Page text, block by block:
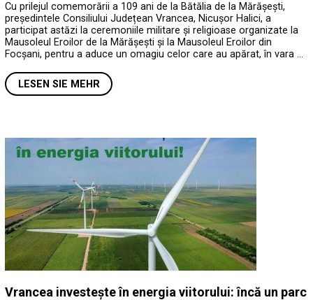
Cu prilejul comemorării a 109 ani de la Bătălia de la Mărășești,
președintele Consiliului Județean Vrancea, Nicușor Halici, a
participat astăzi la ceremoniile militare și religioase organizate la
Mausoleul Eroilor de la Mărășești și la Mausoleul Eroilor din
Focșani, pentru a aduce un omagiu celor care au apărat, în vara …
LESEN SIE MEHR
Vrancea investește în energia viitorului: încă un parc